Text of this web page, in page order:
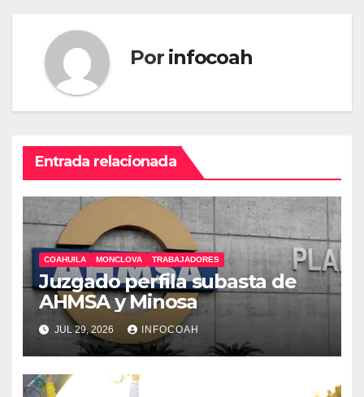
Por infocoah
Entrada relacionada
COAHUILA MONCLOVA TRABAJADORES
Juzgado perfila subasta de
AHMSA y Minosa
JUL 29, 2026 INFOCOAH